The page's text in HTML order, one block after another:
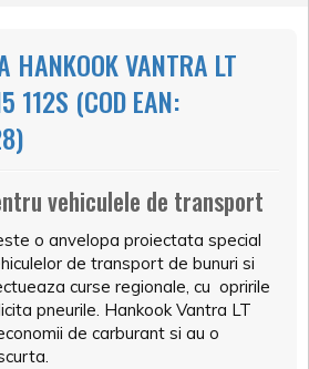
HANKOOK VANTRA LT
112S (COD EAN:
vehiculele de transport
o anvelopa proiectata special
de transport de bunuri si
curse regionale, cu opririle
pneurile. Hankook Vantra LT
de carburant si au o